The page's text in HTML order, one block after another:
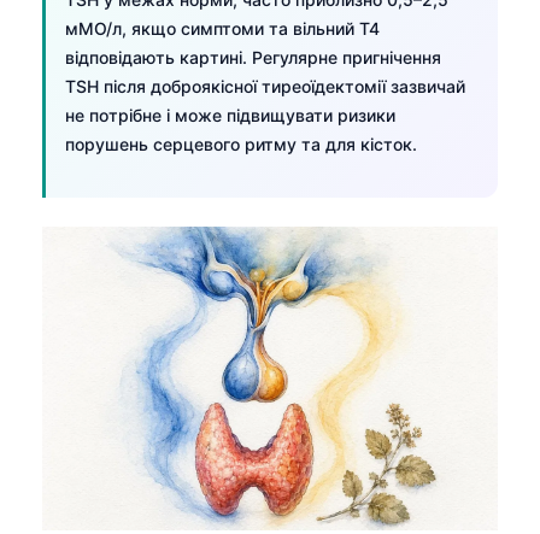
мМО/л, якщо симптоми та вільний T4
відповідають картині. Регулярне пригнічення
TSH після доброякісної тиреоїдектомії зазвичай
не потрібне і може підвищувати ризики
порушень серцевого ритму та для кісток.